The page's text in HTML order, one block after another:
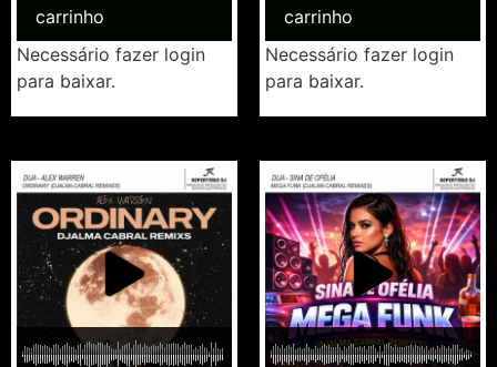
carrinho
Necessário fazer login
para baixar.
carrinho
Necessário fazer login
para baixar.